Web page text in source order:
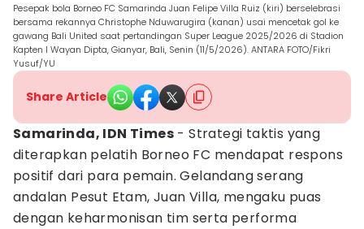
Pesepak bola Borneo FC Samarinda Juan Felipe Villa Ruiz (kiri) berselebrasi
bersama rekannya Christophe Nduwarugira (kanan) usai mencetak gol ke
gawang Bali United saat pertandingan Super League 2025/2026 di Stadion
Kapten I Wayan Dipta, Gianyar, Bali, Senin (11/5/2026). ANTARA FOTO/Fikri
Yusuf/YU
Share Article
Samarinda, IDN Times - Strategi taktis yang
diterapkan pelatih Borneo FC mendapat respons
positif dari para pemain. Gelandang serang
andalan Pesut Etam, Juan Villa, mengaku puas
dengan keharmonisan tim serta performa